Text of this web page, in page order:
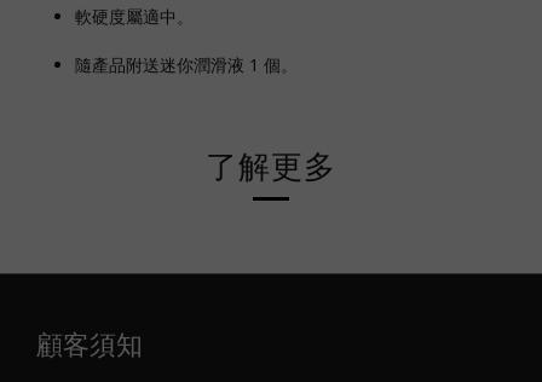
軟硬度屬適中。
隨產品附送迷你潤滑液 1 個。
了解更多
顧客須知